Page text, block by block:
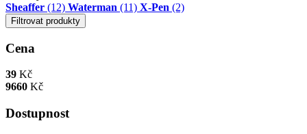
Sheaffer (12) Waterman (11) X-Pen (2)
Filtrovat produkty
Cena
39 Kč
9660 Kč
Dostupnost